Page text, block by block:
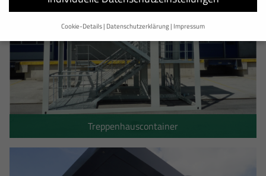
Treppenhauscontainer
Cookie-Details Datenschutzerklärung Impressum
Datenschutzeinstellungen
Wir verwenden Cookies und andere Technologien auf unserer Website.
Einige von ihnen sind essenziell, während andere uns helfen, diese
Website und Ihre Erfahrung zu verbessern.
Personenbezogene Daten
können verarbeitet werden (z. B. IP-Adressen), z. B. für personalisierte
Anzeigen und Inhalte oder Anzeigen- und Inhaltsmessung.Weitere
Informationen über die Verwendung Ihrer Daten finden Sie in unserer
Datenschutzerklärung.
Hier finden Sie eine Übersicht über alle verwendeten Cookies. Sie
können Ihre Einwilligung zu ganzen Kategorien geben oder sich weitere